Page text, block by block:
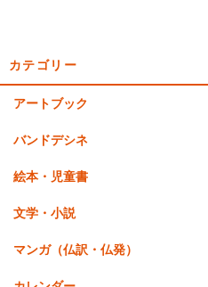
カテゴリー
アートブック
バンドデシネ
絵本・児童書
文学・小説
マンガ（仏訳・仏発）